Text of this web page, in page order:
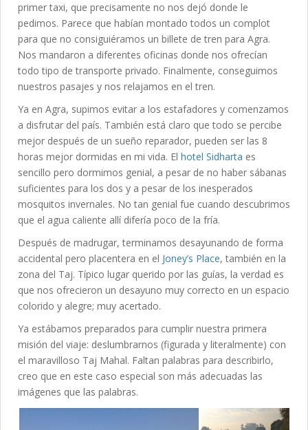
primer taxi, que precisamente no nos dejó donde le
pedimos. Parece que habían montado todos un complot
para que no consiguiéramos un billete de tren para Agra.
Nos mandaron a diferentes oficinas donde nos ofrecían
todo tipo de transporte privado. Finalmente, conseguimos
nuestros pasajes y nos relajamos en el tren.
Ya en Agra, supimos evitar a los estafadores y comenzamos
a disfrutar del país. También está claro que todo se percibe
mejor después de un sueño reparador, pueden ser las 8
horas mejor dormidas en mi vida. El hotel Sidharta es
sencillo pero dormimos genial, a pesar de no haber sábanas
suficientes para los dos y a pesar de los inesperados
mosquitos invernales. No tan genial fue cuando descubrimos
que el agua caliente allí difería poco de la fría.
Después de madrugar, terminamos desayunando de forma
accidental pero placentera en el Joney’s Place, también en la
zona del Taj. Típico lugar querido por las guías, la verdad es
que nos ofrecieron un desayuno muy correcto en un espacio
colorido y alegre; muy acertado.
Ya estábamos preparados para cumplir nuestra primera
misión del viaje: deslumbrarnos (figurada y literalmente) con
el maravilloso Taj Mahal. Faltan palabras para describirlo,
creo que en este caso especial son más adecuadas las
imágenes que las palabras.